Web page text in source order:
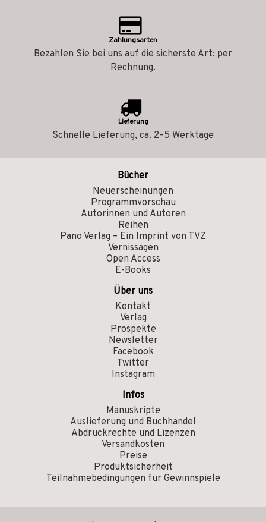
Zahlungsarten
Bezahlen Sie bei uns auf die sicherste Art: per
Rechnung.
Lieferung
Schnelle Lieferung, ca. 2–5 Werktage
Bücher
Neuerscheinungen
Programmvorschau
Autorinnen und Autoren
Reihen
Pano Verlag – Ein Imprint von TVZ
Vernissagen
Open Access
E-Books
Über uns
Kontakt
Verlag
Prospekte
Newsletter
Facebook
Twitter
Instagram
Infos
Manuskripte
Auslieferung und Buchhandel
Abdruckrechte und Lizenzen
Versandkosten
Preise
Produktsicherheit
Teilnahmebedingungen für Gewinnspiele